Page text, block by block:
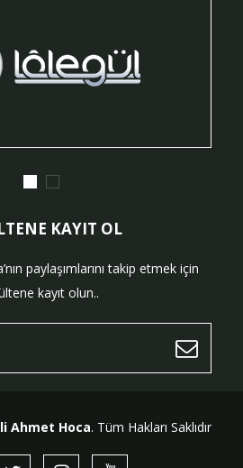
KAYIT OL
paylaşımlarını takip etmek için
kayıt olun..
Ahmet Hoca. Tüm Hakları Saklıdır